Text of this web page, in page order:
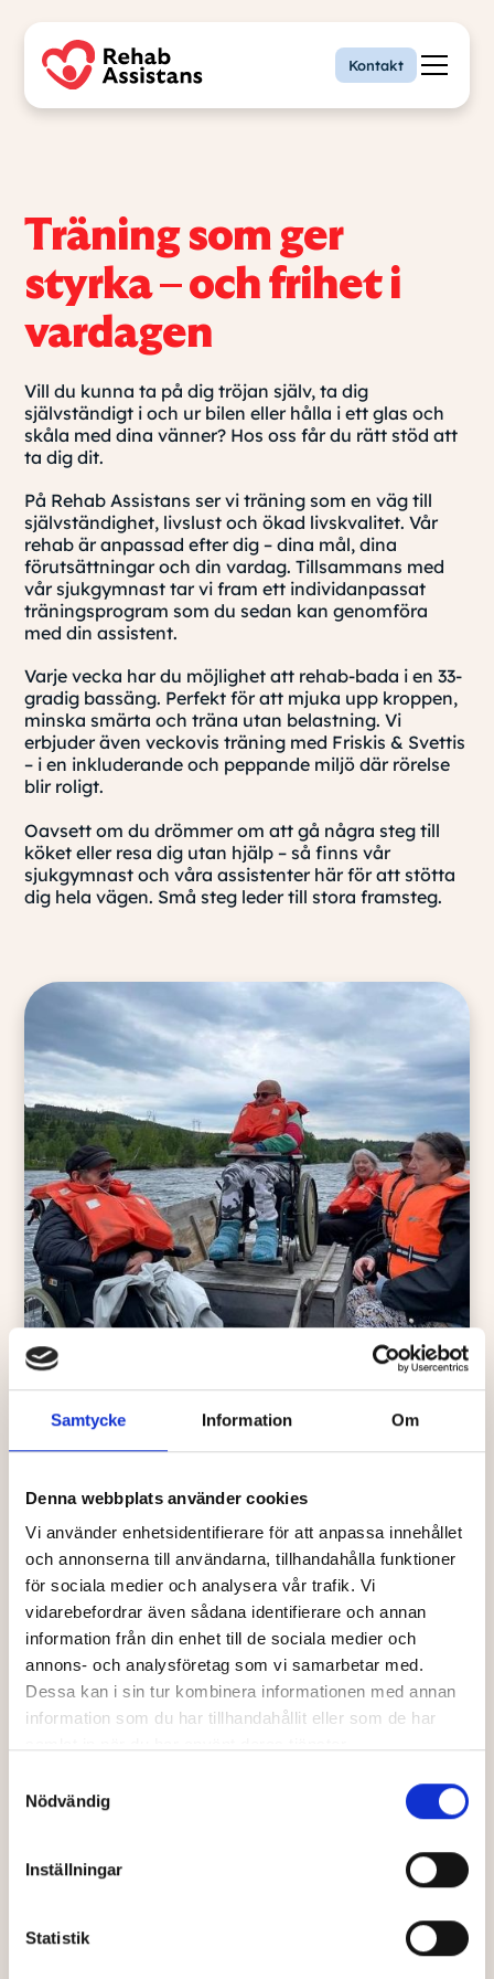
Samtycke Information Om
Denna webbplats använder cookies
Vi använder enhetsidentifierare för att anpassa innehållet
och annonserna till användarna, tillhandahålla funktioner
för sociala medier och analysera vår trafik. Vi
vidarebefordrar även sådana identifierare och annan
information från din enhet till de sociala medier och
annons- och analysföretag som vi samarbetar med.
Dessa kan i sin tur kombinera informationen med annan
information som du har tillhandahållit eller som de har
Nödvändig
Inställningar
Statistik
Kontakt
Träning som ger
styrka – och frihet i
vardagen
Vill du kunna ta på dig tröjan själv, ta dig
självständigt i och ur bilen eller hålla i ett glas och
skåla med dina vänner? Hos oss får du rätt stöd att
ta dig dit.
På Rehab Assistans ser vi träning som en väg till
självständighet, livslust och ökad livskvalitet. Vår
rehab är anpassad efter dig – dina mål, dina
förutsättningar och din vardag. Tillsammans med
vår sjukgymnast tar vi fram ett individanpassat
träningsprogram som du sedan kan genomföra
med din assistent.
Varje vecka har du möjlighet att rehab-bada i en 33-
gradig bassäng. Perfekt för att mjuka upp kroppen,
minska smärta och träna utan belastning. Vi
erbjuder även veckovis träning med Friskis & Svettis
– i en inkluderande och peppande miljö där rörelse
blir roligt.
Oavsett om du drömmer om att gå några steg till
köket eller resa dig utan hjälp – så finns vår
sjukgymnast och våra assistenter här för att stötta
dig hela vägen. Små steg leder till stora framsteg.